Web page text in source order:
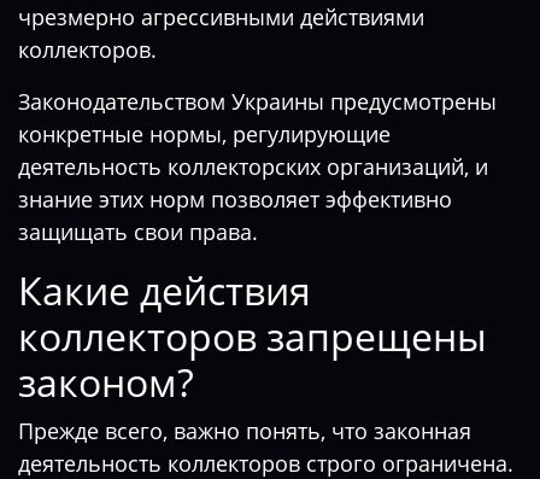
чрезмерно агрессивными действиями
коллекторов.
Законодательством Украины предусмотрены
конкретные нормы, регулирующие
деятельность коллекторских организаций, и
знание этих норм позволяет эффективно
защищать свои права.
Какие действия
коллекторов запрещены
законом?
Прежде всего, важно понять, что законная
деятельность коллекторов строго ограничена.